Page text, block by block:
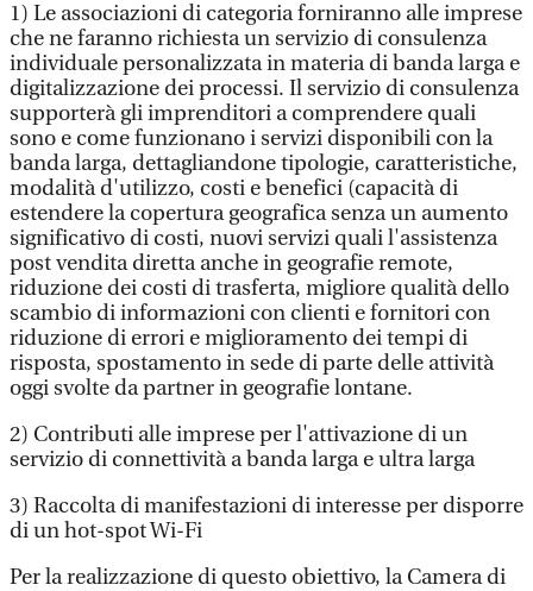
1) Le associazioni di categoria forniranno alle imprese
che ne faranno richiesta un servizio di consulenza
individuale personalizzata in materia di banda larga e
digitalizzazione dei processi. Il servizio di consulenza
supporterà gli imprenditori a comprendere quali
sono e come funzionano i servizi disponibili con la
banda larga, dettagliandone tipologie, caratteristiche,
modalità d'utilizzo, costi e benefici (capacità di
estendere la copertura geografica senza un aumento
significativo di costi, nuovi servizi quali l'assistenza
post vendita diretta anche in geografie remote,
riduzione dei costi di trasferta, migliore qualità dello
scambio di informazioni con clienti e fornitori con
riduzione di errori e miglioramento dei tempi di
risposta, spostamento in sede di parte delle attività
oggi svolte da partner in geografie lontane.
2) Contributi alle imprese per l'attivazione di un
servizio di connettività a banda larga e ultra larga
3) Raccolta di manifestazioni di interesse per disporre
di un hot-spot Wi-Fi
Per la realizzazione di questo obiettivo, la Camera di